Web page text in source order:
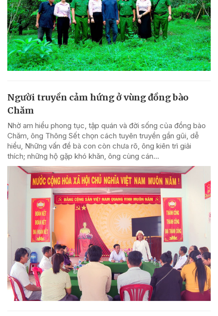
Người truyền cảm hứng ở vùng đồng bào
Chăm
Nhờ am hiểu phong tục, tập quán và đời sống của đồng bào
Chăm, ông Thông Sết chọn cách tuyên truyền gần gũi, dễ
hiểu, Những vấn đề bà con còn chưa rõ, ông kiên trì giải
thích; những hộ gặp khó khăn, ông cùng cán...